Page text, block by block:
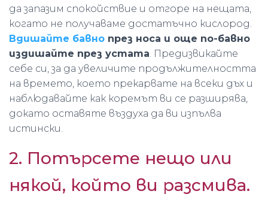
да запазим спокойствие и отгоре на нещата,
когато не получаваме достатъчно кислород.
Вдишайте бавно през носа и още по-бавно
издишайте през устата. Предизвикайте
себе си, за да увеличите продължителността
на времето, което прекарвате на всеки дъх и
наблюдавайте как коремът ви се разширява,
докато оставяте въздуха да ви изпълва
истински.
2. Потърсете нещо или
някой, който ви разсмива.